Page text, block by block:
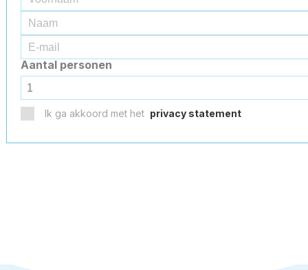
Aantal personen
Ik ga akkoord met het privacy statement